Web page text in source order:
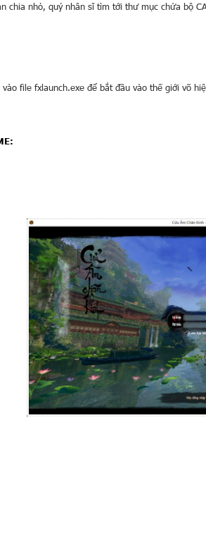
chia nhỏ, quý nhân sĩ tìm tới thư mục chứa bộ
file fxlaunch.exe để bắt đầu vào thế giới võ